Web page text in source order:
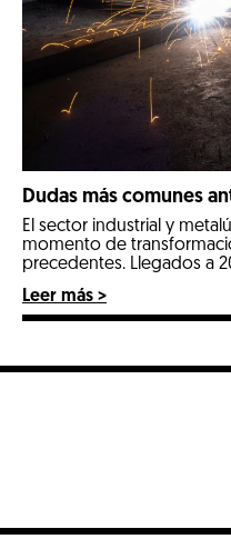
Dudas más comunes
El sector industrial y
momento de
precedentes. Llegados a
opciones más estables,
mercado laboral. Entre
Leer más >